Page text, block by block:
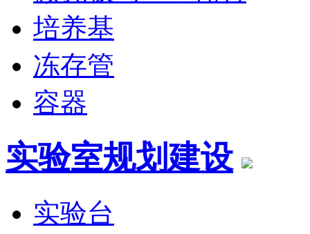
培养基
冻存管
容器
实验室规划建设
实验台